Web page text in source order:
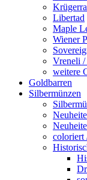
Libertad
Maple
Wiener
Vreneli
weitere
Goldbarren
Silbermünzen
coloriert